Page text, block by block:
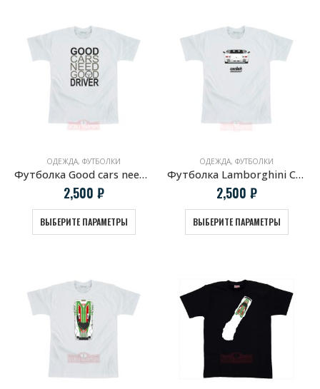
ОДЕЖДА, ФУТБОЛКИ
Футболка Good cars need good driver
2,500 ₽
ВЫБЕРИТЕ ПАРАМЕТРЫ
ОДЕЖДА, ФУТБОЛКИ
Футболка Lamborghini Countach 1988
2,500 ₽
ВЫБЕРИТЕ ПАРАМЕТРЫ